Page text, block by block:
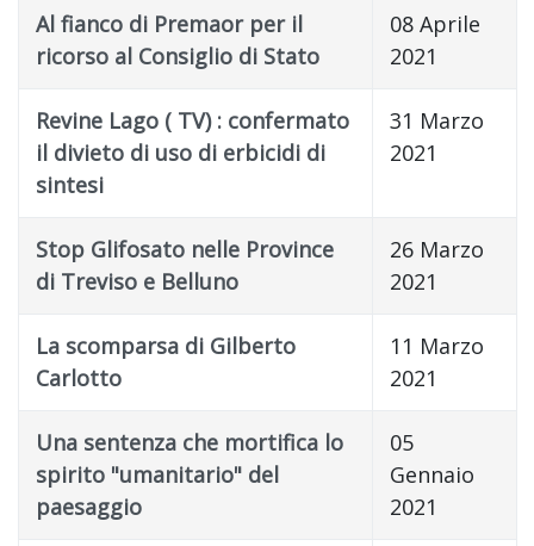
Al fianco di Premaor per il
ricorso al Consiglio di Stato
08 Aprile
2021
Revine Lago ( TV) : confermato
il divieto di uso di erbicidi di
sintesi
31 Marzo
2021
Stop Glifosato nelle Province
di Treviso e Belluno
26 Marzo
2021
La scomparsa di Gilberto
Carlotto
11 Marzo
2021
Una sentenza che mortifica lo
spirito "umanitario" del
paesaggio
05
Gennaio
2021